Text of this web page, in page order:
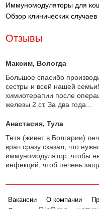
Иммуномодуляторы для
Обзор клинических случаев
Отзывы
Максим, Вологда
Большое спасибо
сестры и всей нашей
химиотерапии после
железы 2 ст. За два года...
Анастасия, Тула
Тетя (живет в Болгарии)
врач сразу сказал, что
иммуномодулятор, чтобы
инфекций, чтоб печень
Вакансии О компании